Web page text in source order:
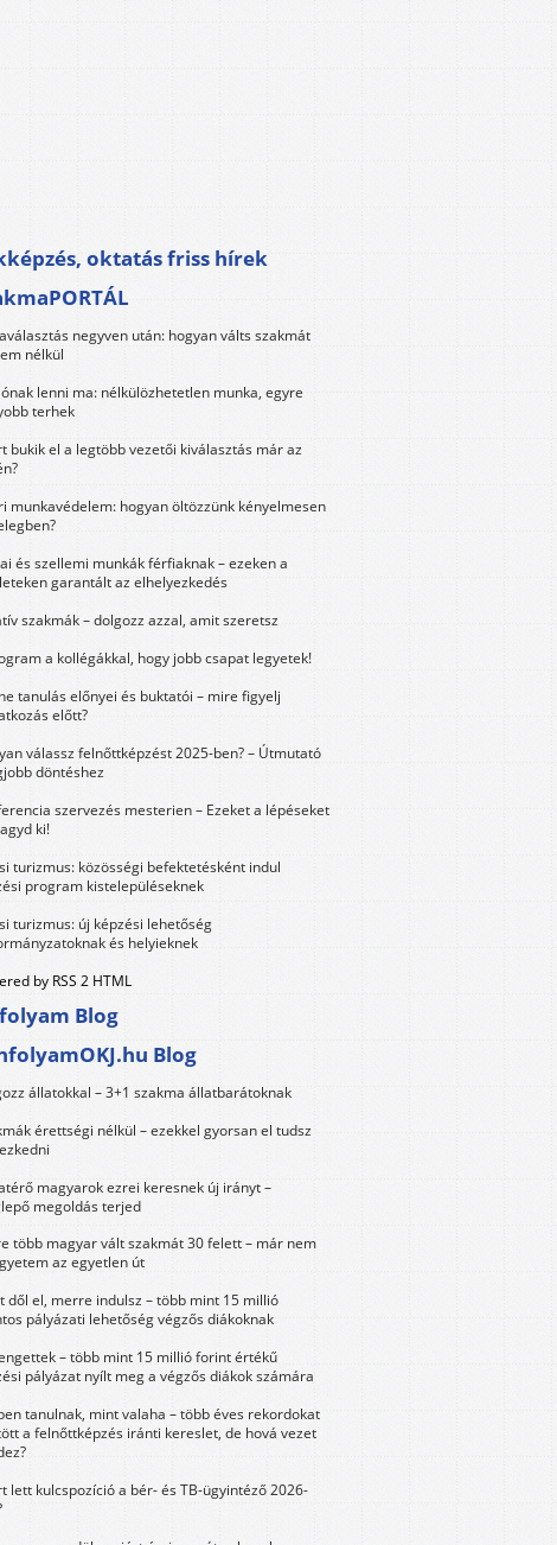
oktatás friss hírek
negyven után: hogyan válts szakmát
nélkül
lenni ma: nélkülözhetetlen munka, egyre
terhek
bukik el a legtöbb vezetői kiválasztás már az
munkavédelem: hogyan öltözzünk kényelmesen
és szellemi munkák férfiaknak – ezeken a
garantált az elhelyezkedés
szakmák – dolgozz azzal, amit szeretsz
a kollégákkal, hogy jobb csapat legyetek!
tanulás előnyei és buktatói – mire figyelj
előtt?
válassz felnőttképzést 2025-ben? – Útmutató
döntéshez
szervezés mesterien – Ezeket a lépéseket
ki!
turizmus: közösségi befektetésként indul
program kistelepüléseknek
turizmus: új képzési lehetőség
és helyieknek
by RSS 2 HTML
Blog
Blog
állatokkal – 3+1 szakma állatbarátoknak
érettségi nélkül – ezekkel gyorsan el tudsz
magyarok ezrei keresnek új irányt –
megoldás terjed
több magyar vált szakmát 30 felett – már nem
az egyetlen út
dől el, merre indulsz – több mint 15 millió
pályázati lehetőség végzős diákoknak
– több mint 15 millió forint értékű
pályázat nyílt meg a végzős diákok számára
tanulnak, mint valaha – több éves rekordokat
a felnőttképzés iránti kereslet, de hová vezet
lett kulcspozíció a bér- és TB-ügyintéző 2026-